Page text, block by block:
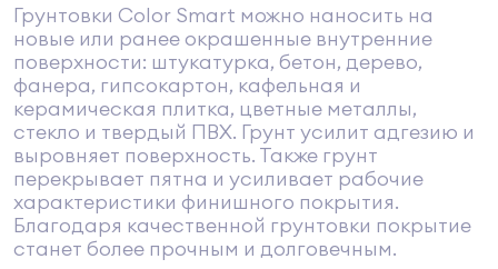
Грунтовки Color Smart можно наносить на
новые или ранее окрашенные внутренние
поверхности: штукатурка, бетон, дерево,
фанера, гипсокартон, кафельная и
керамическая плитка, цветные металлы,
стекло и твердый ПВХ. Грунт усилит адгезию и
выровняет поверхность. Также грунт
перекрывает пятна и усиливает рабочие
характеристики финишного покрытия.
Благодаря качественной грунтовки покрытие
станет более прочным и долговечным.